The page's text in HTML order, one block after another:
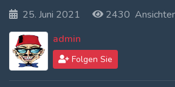
Log In
25. Juni 2021
2430
admin
Folgen Sie